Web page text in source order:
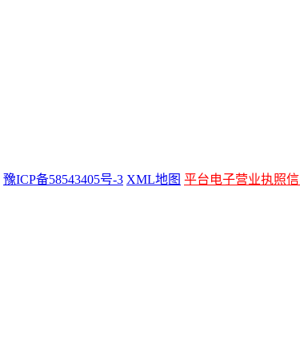
豫ICP备58543405号-3 XML地图 平台电子营业执照